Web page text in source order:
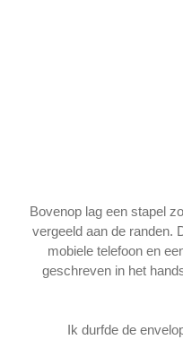
Bovenop lag een stapel
vergeeld aan de randen.
mobiele telefoon en
geschreven in het
Ik durfde de